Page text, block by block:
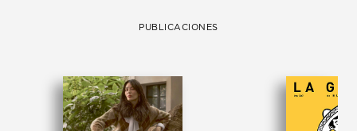
PUBLICACIONES